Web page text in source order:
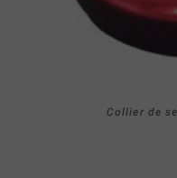
Collier de